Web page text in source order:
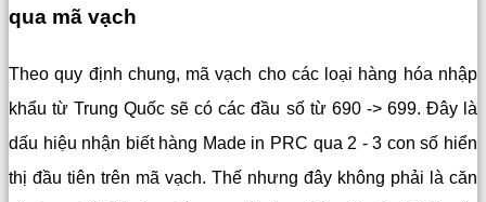
qua mã vạch
Theo quy định chung, mã vạch cho các loại hàng hóa nhập
khẩu từ Trung Quốc sẽ có các đầu số từ 690 -> 699. Đây là
dấu hiệu nhận biết hàng Made in PRC qua 2 - 3 con số hiển
thị đầu tiên trên mã vạch. Thế nhưng đây không phải là căn